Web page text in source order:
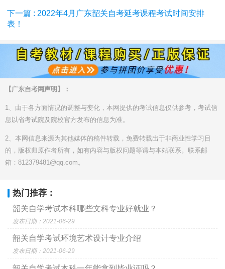
下一篇 : 2022年4月广东韶关自考延考课程考试时间安排
表！
【广东自考网声明】：
1、由于各方面情况的调整与变化，本网提供的考试信息仅供参考，考试信
息以省考试院及院校官方发布的信息为准。
2、本网信息来源为其他媒体的稿件转载，免费转载出于非商业性学习目
的，版权归原作者所有，如有内容与版权问题等请与本站联系。联系邮
箱：812379481@qq.com。
热门推荐：
韶关自学考试本科哪些文科专业好就业？
发布日期：2021-06-29
韶关自学考试环境艺术设计专业介绍
发布日期：2021-06-29